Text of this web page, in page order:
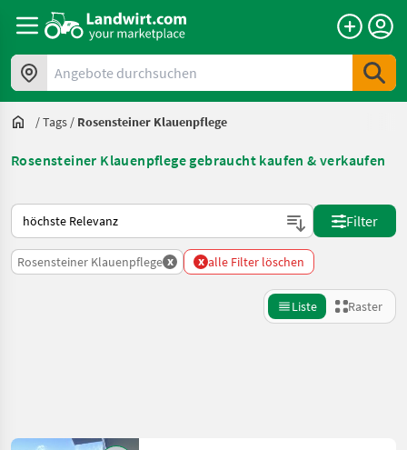
Angebote durchsuchen
/Tags / Rosensteiner Klauenpflege
Rosensteiner Klauenpflege gebraucht kaufen & verkaufen
So wird auf Landwirt.com sortiert
Filter
Rosensteiner Klauenpflege x x alle Filter löschen
Liste Raster